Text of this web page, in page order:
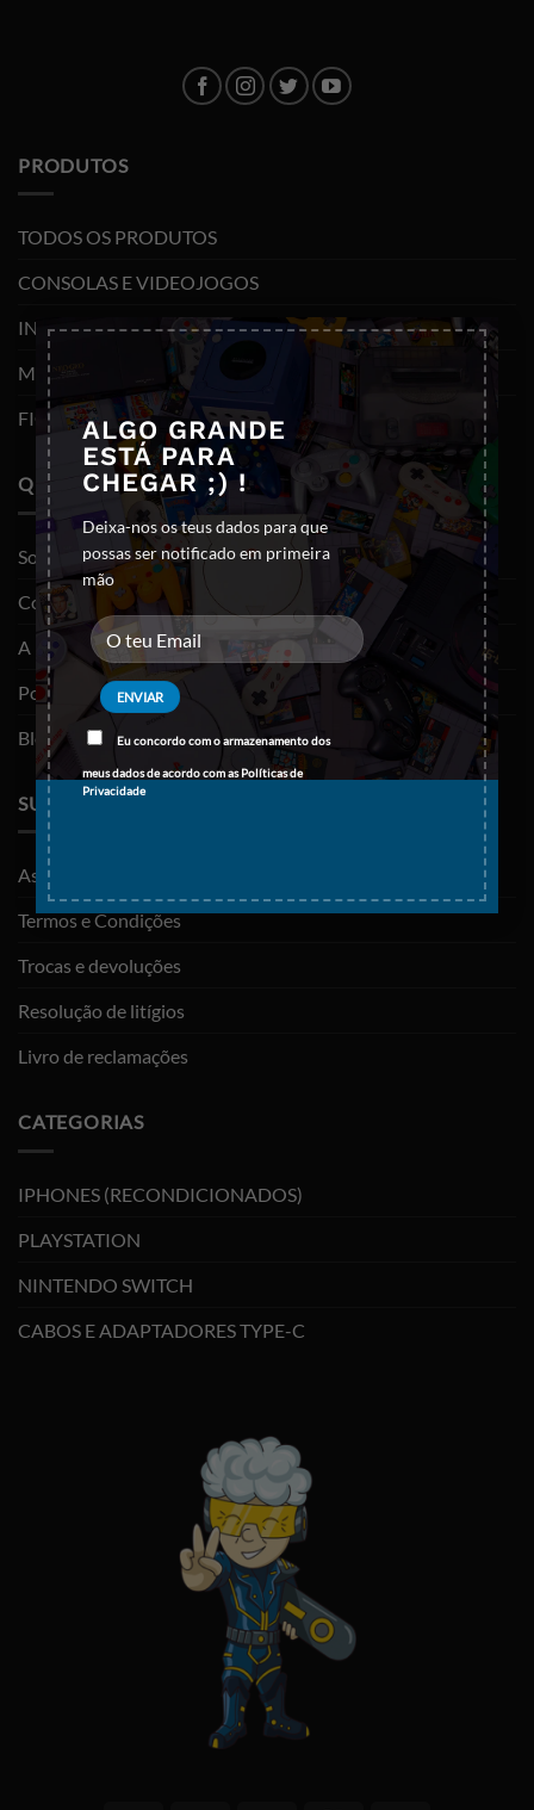
ALGO GRANDE
ESTÁ PARA
CHEGAR ;) !
Deixa-nos os teus dados para que
possas ser notificado em primeira
mão
Eu concordo com o armazenamento dos
meus dados de acordo com asPolíticas de
Privacidade
×
PRODUTOS
TODOS OS PRODUTOS
CONSOLAS E VIDEOJOGOS
INFORMÁTICA
MOBILIDADE
FIGURAS FUNKO POP
QUEM SOMOS
Sobre nós
Contactos
A minha conta
Política de privacidade
Blog
SUPORTE
As minhas encomendas
Termos e Condições
Trocas e devoluções
Resolução de litígios
Livro de reclamações
CATEGORIAS
IPHONES (RECONDICIONADOS)
PLAYSTATION
NINTENDO SWITCH
CABOS E ADAPTADORES TYPE-C